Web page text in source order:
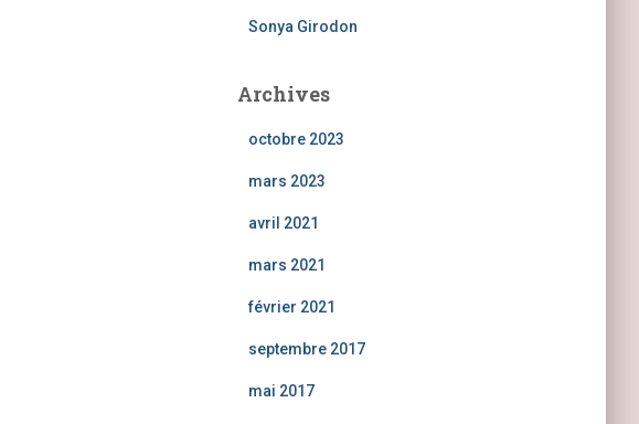
Sonya Girodon
Archives
octobre 2023
mars 2023
avril 2021
mars 2021
février 2021
septembre 2017
mai 2017